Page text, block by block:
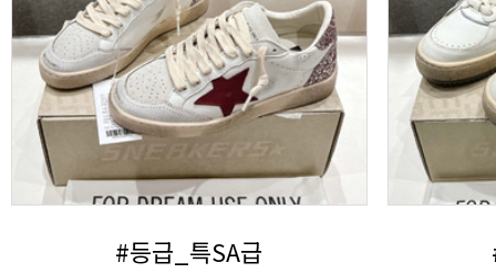
#등급_특SA급